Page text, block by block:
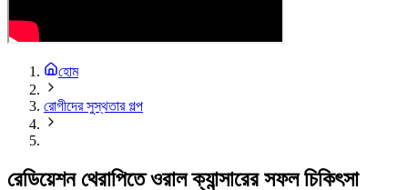
হোম
রোগীদের সুস্থতার গল্প
রেডিয়েশন থেরাপিতে ওরাল ক্যান্সারের সফল চিকিৎসা